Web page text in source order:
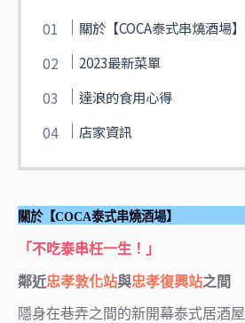
關於【COCA泰式串燒酒場】
2023最新菜單
達浪的食用心得
店家資訊
關於【COCA泰式串燒酒場】
「不吃泰串枉一生！」
鄰近忠孝敦化站與忠孝復興站之間
隱身在巷弄之間的新開幕泰式居酒屋